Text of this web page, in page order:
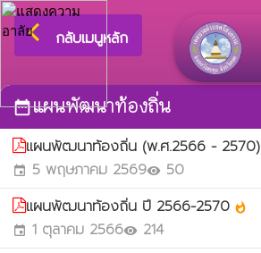
arrow_back_ios กลับเมนูหลัก
date_rangeแผนพัฒนาท้องถิ่น
แผนพัฒนาท้องถิ่น (พ.ศ.2566 - 2570)
event 5 พฤษภาคม 2569visibility 50
แผนพัฒนาท้องถิ่น ปี 2566-2570 whatshot
event 1 ตุลาคม 2566visibility 214